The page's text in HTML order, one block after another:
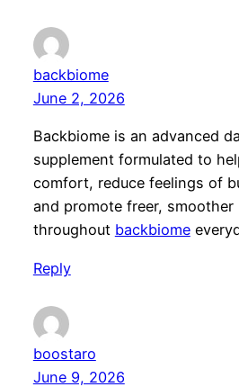
backbiome
June 2, 2026
Backbiome is an advanced
supplement formulated to
comfort, reduce feelings of
and promote freer, smoother
throughout backbiome
Reply
boostaro
June 9, 2026